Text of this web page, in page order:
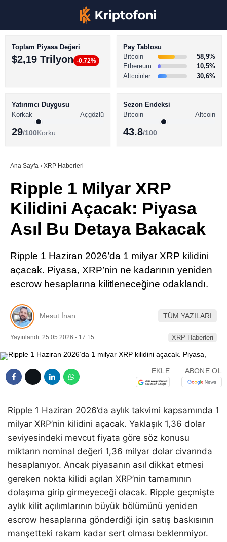
Youtube
TikTok
LinkedIn
BİTCOİN HABERLERİ
ALTCOİN HABERLERİ
SÖZLÜK
Toplam Piyasa Değeri
$2,19 Trilyon -0.72%
Pay Tablosu
Bitcoin
58,9%
Ethereum
10,5%
Altcoinler
30,6%
Yatırımcı Duygusu
Korkak
Açgözlü
29/100Korku
Sezon Endeksi
Bitcoin
Altcoin
43.8/100
Ana Sayfa › XRP Haberleri
Ripple 1 Milyar XRP
Kilidini Açacak: Piyasa
Asıl Bu Detaya Bakacak
Ripple 1 Haziran 2026’da 1 milyar XRP kilidini
açacak. Piyasa, XRP’nin ne kadarının yeniden
escrow hesaplarına kilitleneceğine odaklandı.
Mesut İnan TÜM YAZILARI
Yayınlandı: 25.05.2026 - 17:15 XRP Haberleri
EKLE ABONE OL
Ripple 1 Haziran 2026’da aylık takvimi kapsamında 1
milyar XRP’nin kilidini açacak. Yaklaşık 1,36 dolar
seviyesindeki mevcut fiyata göre söz konusu
miktarın nominal değeri 1,36 milyar dolar civarında
hesaplanıyor. Ancak piyasanın asıl dikkat etmesi
gereken nokta kilidi açılan XRP’nin tamamının
dolaşıma girip girmeyeceği olacak. Ripple geçmişte
aylık kilit açılımlarının büyük bölümünü yeniden
escrow hesaplarına gönderdiği için satış baskısının
manşetteki rakam kadar sert olması beklenmiyor.